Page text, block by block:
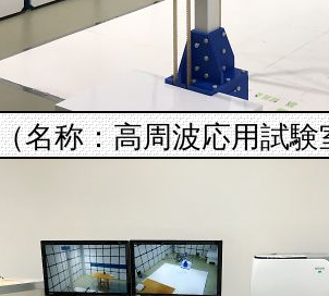
名称：高周波応用試験